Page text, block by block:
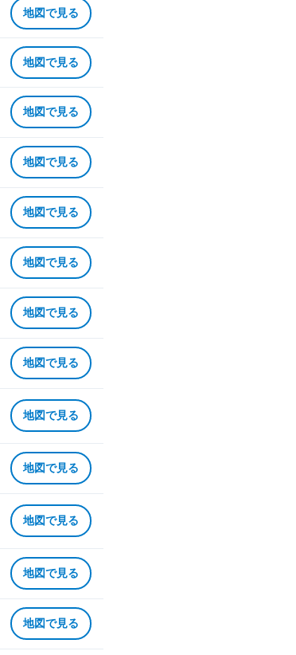
地図で見る
地図で見る
地図で見る
地図で見る
地図で見る
地図で見る
地図で見る
地図で見る
地図で見る
地図で見る
地図で見る
地図で見る
地図で見る